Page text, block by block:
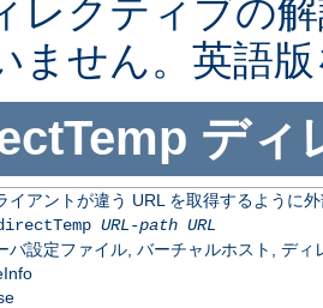
レクティブの
ません。英語
ディ
イアントが違う URL を取得するように
URL-path URL
バ設定ファイル, バーチャルホスト, ディ